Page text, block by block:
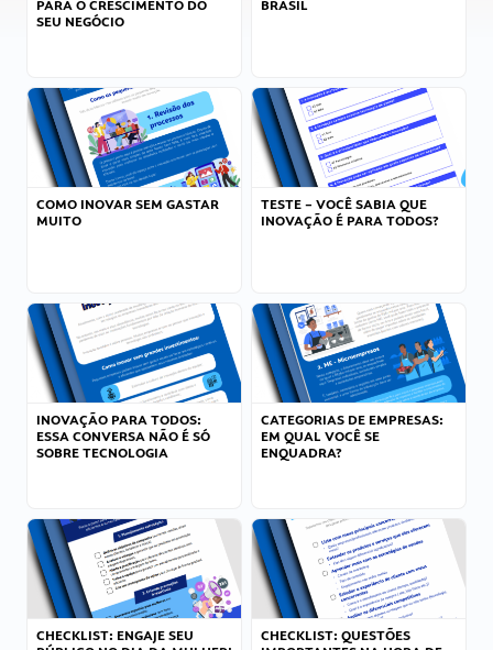
PARA O CRESCIMENTO DO
SEU NEGÓCIO
BRASIL
COMO INOVAR SEM GASTAR
MUITO
TESTE – VOCÊ SABIA QUE
INOVAÇÃO É PARA TODOS?
INOVAÇÃO PARA TODOS:
ESSA CONVERSA NÃO É SÓ
SOBRE TECNOLOGIA
CATEGORIAS DE EMPRESAS:
EM QUAL VOCÊ SE
ENQUADRA?
CHECKLIST: ENGAJE SEU
CHECKLIST: QUESTÕES